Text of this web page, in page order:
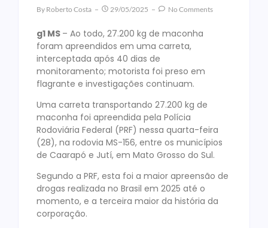
By Roberto Costa 29/05/2025 No Comments
g1 MS – Ao todo, 27.200 kg de maconha
foram apreendidos em uma carreta,
interceptada após 40 dias de
monitoramento; motorista foi preso em
flagrante e investigações continuam.
Uma carreta transportando 27.200 kg de
maconha foi apreendida pela Polícia
Rodoviária Federal (PRF) nessa quarta-feira
(28), na rodovia MS-156, entre os municípios
de Caarapó e Jutí, em Mato Grosso do Sul.
Segundo a PRF, esta foi a maior apreensão de
drogas realizada no Brasil em 2025 até o
momento, e a terceira maior da história da
corporação.